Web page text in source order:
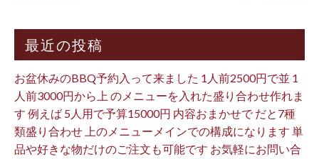
最近の投稿
お盆休みのBBQ予約入って来ました 1人前2500円で並 1
人前3000円から上 のメニューを入れた盛り合わせ作れま
す 例えば 5人用で予算15000円 内容おまかせで だと7種
類盛り合わせ 上のメニューメインでの構成になります 単
品や好きな物だけのご注文も可能です お気軽にお問い合